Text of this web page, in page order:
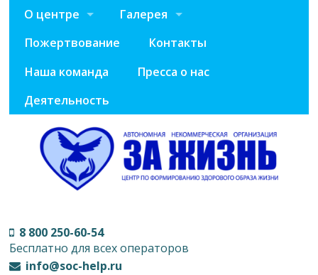
О центре
Галерея
Пожертвование
Контакты
Наша команда
Пресса о нас
Деятельность
8 800 250-60-54
Бесплатно для всех операторов
info@soc-help.ru